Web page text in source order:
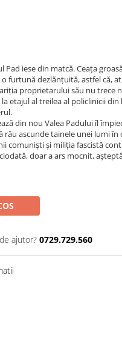
iese din matcă. Ceața
furtună dezlănțuită, astfel că,
proprietarului său nu trece
etajul al treilea al policlinicii
din nou Valea Padului îl
ascunde tainele unei lumi în
comuniști și miliția fascistă
doar a ars mocnit,
ajutor? 0729.729.560